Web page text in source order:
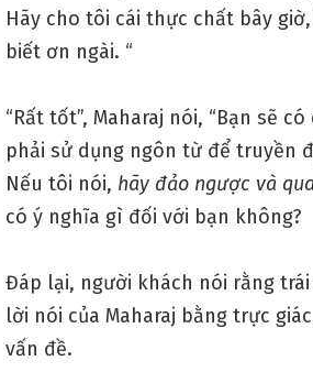
Hãy cho tôi cái thực chất bây
biết ơn ngài. “
“Rất tốt”, Maharaj nói, “Bạn sẽ
phải sử dụng ngôn từ để truyền
Nếu tôi nói, hãy đảo ngược và
có ý nghĩa gì đối với bạn không?
Đáp lại, người khách nói rằng
lời nói của Maharaj bằng trực
vấn đề.